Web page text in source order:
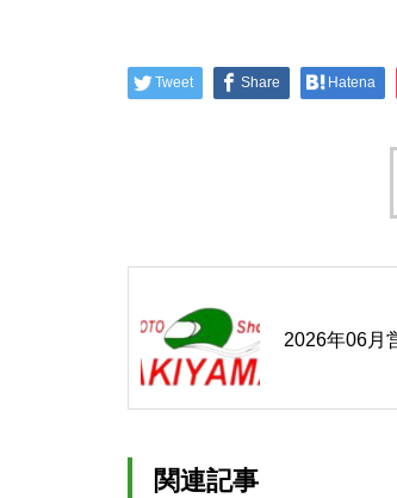
Tweet Share Hatena
2026年06月
関連記事